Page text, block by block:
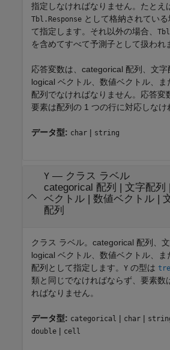
指定しなければなりません。たとえ
Tbl.Response として格納されている
て指定します。それ以外の場合、 Tbl
を含めてすべて予測子として扱われ
応答変数は、categorical 配列、文字
logical ベクトル、数値ベクトル、
配列でなければなりません。応答変
要素は配列の 1 つの行に対応しなけ
データ型: char | string
Y— クラス ラベル
categorical 配列
文字配列
ベクトル| 数値ベクトル|
配列
クラス ラベル。categorical 配列、
logical ベクトル、数値ベクトル、
配列として指定します。 Y の型は
類と同じでなければならず、要素数
ればなりません。
データ型: categorical | char |
double | cell